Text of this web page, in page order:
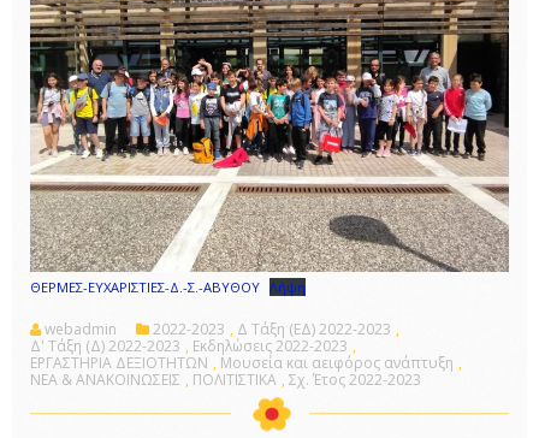
ΘΕΡΜΕΣ-ΕΥΧΑΡΙΣΤΙΕΣ-Δ.-Σ.-ΑΒΥΘΟΥ Λήψη
webadmin 2022-2023 , Δ Τάξη (ΕΔ) 2022-2023 ,
Δ' Τάξη (Δ) 2022-2023 , Εκδηλώσεις 2022-2023 ,
ΕΡΓΑΣΤΗΡΙΑ ΔΕΞΙΟΤΗΤΩΝ , Μουσεία και αειφόρος ανάπτυξη ,
ΝΕΑ & ΑΝΑΚΟΙΝΩΣΕΙΣ , ΠΟΛΙΤΙΣΤΙΚΑ , Σχ. Έτος 2022-2023